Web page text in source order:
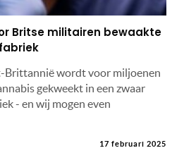
Britse militairen bewaakte
Brittannië wordt voor miljoenen
gekweekt in een zwaar
- en wij mogen even
17 februari 2025